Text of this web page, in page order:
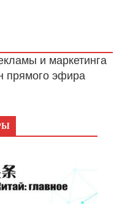
и маркетинга
прямого эфира